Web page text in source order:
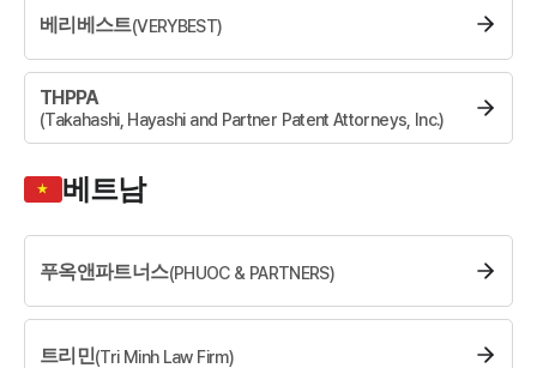
베리베스트(VERYBEST)
THPPA
(Takahashi, Hayashi and Partner Patent Attorneys, Inc.)
베트남
푸옥앤파트너스(PHUOC & PARTNERS)
트리민(Tri Minh Law Firm)